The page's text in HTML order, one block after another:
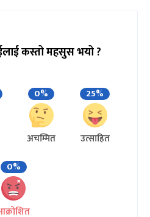
कस्तो महसुस भयो ?
0%
अचम्मित
25%
उत्साहित
0%